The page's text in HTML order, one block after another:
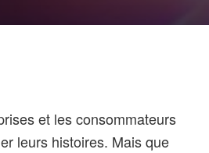
et les consommateurs
leurs histoires. Mais que